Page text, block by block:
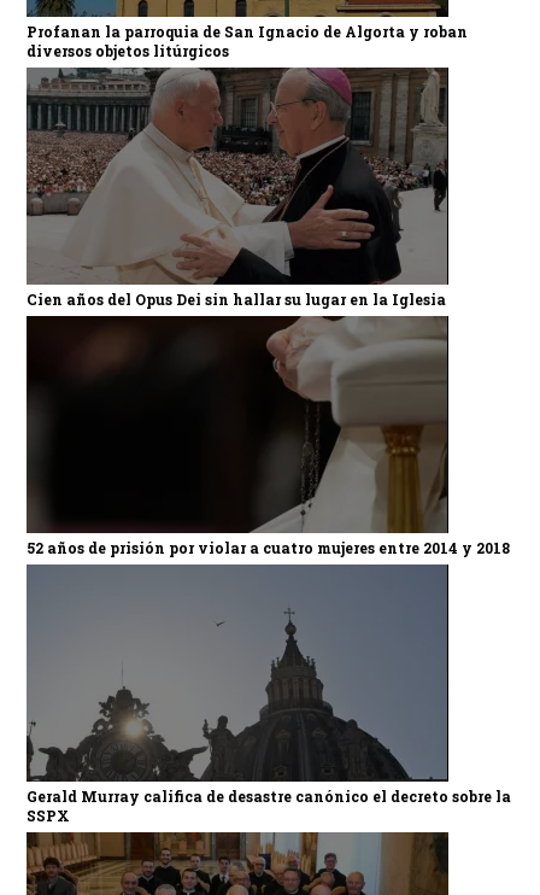
Profanan la parroquia de San Ignacio de Algorta y roban
diversos objetos litúrgicos
Cien años del Opus Dei sin hallar su lugar en la Iglesia
52 años de prisión por violar a cuatro mujeres entre 2014 y 2018
Gerald Murray califica de desastre canónico el decreto sobre la
SSPX